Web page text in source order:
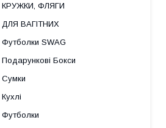
КРУЖКИ, ФЛЯГИ
ДЛЯ ВАГІТНИХ
Футболки SWAG
Подарункові Бокси
Сумки
Кухлі
Футболки